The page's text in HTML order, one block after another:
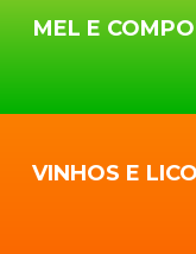
MEL E
VINHOS E